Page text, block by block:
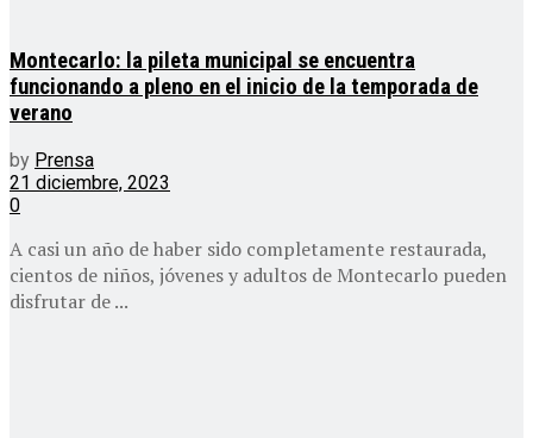
Montecarlo: la pileta municipal se encuentra
funcionando a pleno en el inicio de la temporada de
verano
by Prensa
21 diciembre, 2023
0
A casi un año de haber sido completamente restaurada,
cientos de niños, jóvenes y adultos de Montecarlo pueden
disfrutar de ...